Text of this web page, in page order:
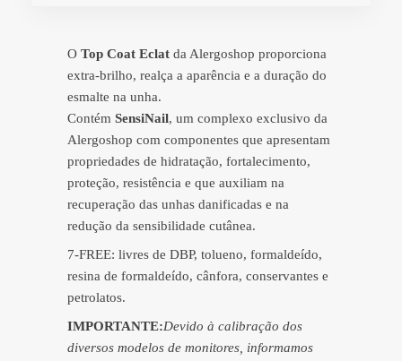
O Top Coat Eclat da Alergoshop proporciona
extra-brilho, realça a aparência e a duração do
esmalte na unha.
Contém SensiNail, um complexo exclusivo da
Alergoshop com componentes que apresentam
propriedades de hidratação, fortalecimento,
proteção, resistência e que auxiliam na
recuperação das unhas danificadas e na
redução da sensibilidade cutânea.
7-FREE: livres de DBP, tolueno, formaldeído,
resina de formaldeído, cânfora, conservantes e
petrolatos.
IMPORTANTE:Devido à calibração dos
diversos modelos de monitores, informamos